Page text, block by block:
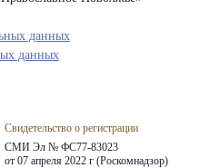
Свидетельство о регистрации
СМИ Эл № ФС77-83023
от 07 апреля 2022 г (Роскомнадзор)
данных
данных